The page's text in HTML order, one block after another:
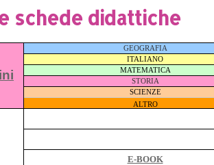
schede didattiche
GEOGRAFIA
ITALIANO
MATEMATICA
STORIA
SCIENZE
ALTRO
E-BOOK